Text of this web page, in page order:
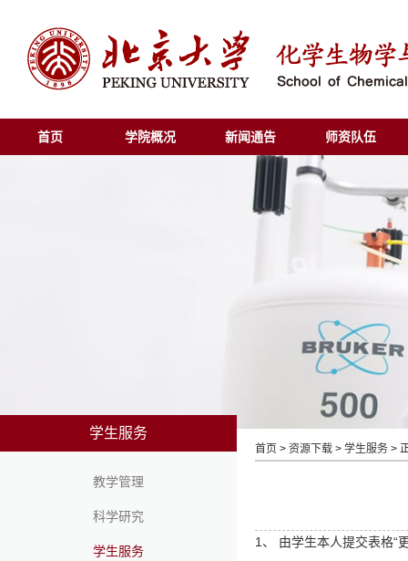
首页 学院概况 新闻通告 师资队伍
学生服务
教学管理
科学研究
学生服务
首页 > 资源下载 > 学生服务 >
1、 由学生本人提交表格“